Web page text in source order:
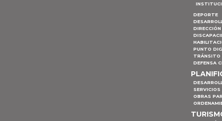
DEPORTE
PUNTO
TRÁNSITO
DEFENSA
SERVICIOS
OBRAS